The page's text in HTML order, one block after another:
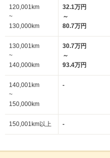
120,001km
~
130,000km
32.1万円
～
80.7万円
130,001km
~
140,000km
30.7万円
～
93.4万円
140,001km
~
150,000km
-
150,001km以上 -